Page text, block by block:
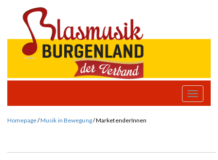
Toggle
Homepage/Musik in Bewegung/MarketenderInnen